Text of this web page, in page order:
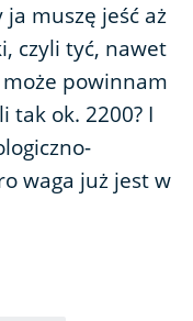
muszę jeść aż
czyli tyć, nawet
powinnam
tak ok. 2200? I
waga już jest w